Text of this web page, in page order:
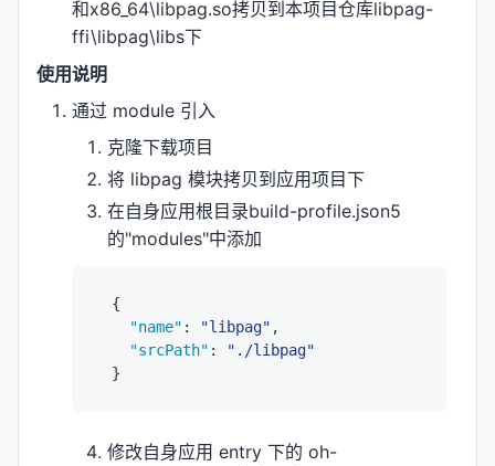
和x86_64\libpag.so拷贝到本项目仓库libpag-
ffi\libpag\libs下
使用说明
通过 module 引入
克隆下载项目
将 libpag 模块拷贝到应用项目下
在自身应用根目录build-profile.json5
的"modules"中添加
{
"name" : "libpag" ,
"srcPath" :
"./libpag"
}
修改自身应用 entry 下的 oh-